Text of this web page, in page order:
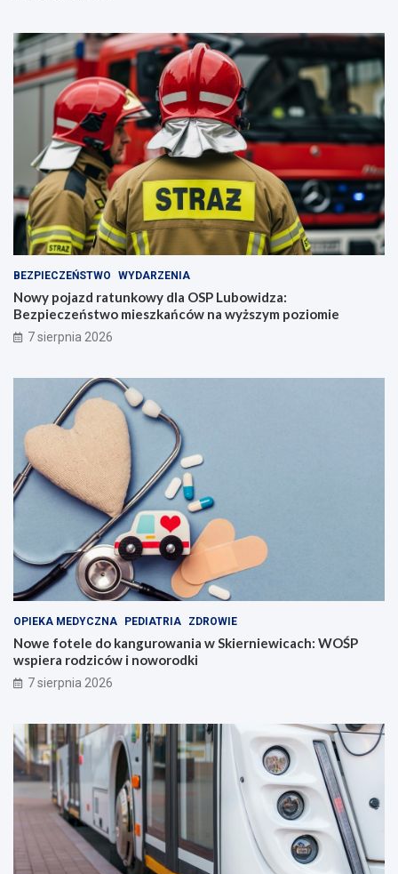
BEZPIECZEŃSTWO WYDARZENIA
Nowy pojazd ratunkowy dla OSP Lubowidza:
Bezpieczeństwo mieszkańców na wyższym poziomie
7 sierpnia 2026
OPIEKA MEDYCZNA PEDIATRIA ZDROWIE
Nowe fotele do kangurowania w Skierniewicach: WOŚP
wspiera rodziców i noworodki
7 sierpnia 2026